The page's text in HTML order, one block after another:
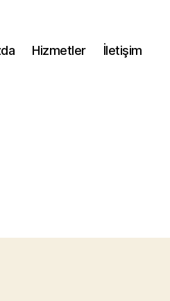
Hizmetler İletişim